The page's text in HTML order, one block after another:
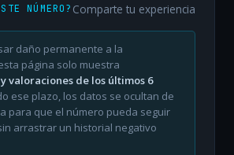
NÚMERO? Comparte tu experiencia
daño permanente a la
página solo muestra
valoraciones de los últimos 6
ese plazo, los datos se ocultan de
para que el número pueda seguir
arrastrar un historial negativo